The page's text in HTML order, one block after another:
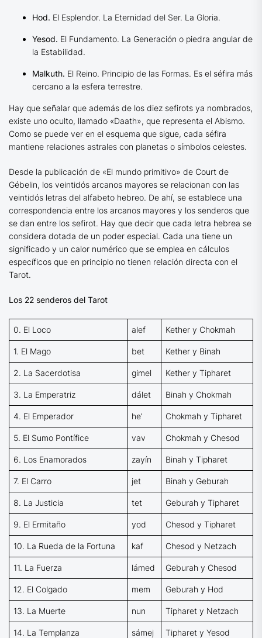
Hod. El Esplendor. La Eternidad del Ser. La Gloria.
Yesod. El Fundamento. La Generación o piedra angular de
la Estabilidad.
Malkuth. El Reino. Principio de las Formas. Es el séfira más
cercano a la esfera terrestre.
Hay que señalar que además de los diez sefirots ya nombrados,
existe uno oculto, llamado «Daath», que representa el Abismo.
Como se puede ver en el esquema que sigue, cada séfira
mantiene relaciones astrales con planetas o símbolos celestes.
Desde la publicación de «El mundo primitivo» de Court de
Gébelin, los veintidós arcanos mayores se relacionan con las
veintidós letras del alfabeto hebreo. De ahí, se establece una
correspondencia entre los arcanos mayores y los senderos que
se dan entre los sefirot. Hay que decir que cada letra hebrea se
considera dotada de un poder especial. Cada una tiene un
significado y un calor numérico que se emplea en cálculos
específicos que en principio no tienen relación directa con el
Tarot.
Los 22 senderos del Tarot
0. El Loco alef Kether y Chokmah
1. El Mago bet Kether y Binah
2. La Sacerdotisa gimel Kether y Tipharet
3. La Emperatriz dálet Binah y Chokmah
4. El Emperador he’ Chokmah y Tipharet
5. El Sumo Pontífice vav Chokmah y Chesod
6. Los Enamorados zayín Binah y Tipharet
7. El Carro jet Binah y Geburah
8. La Justicia tet Geburah y Tipharet
9. El Ermitaño yod Chesod y Tipharet
10. La Rueda de la Fortuna kaf Chesod y Netzach
11. La Fuerza lámed Geburah y Chesod
12. El Colgado mem Geburah y Hod
13. La Muerte nun Tipharet y Netzach
14. La Templanza sámej Tipharet y Yesod